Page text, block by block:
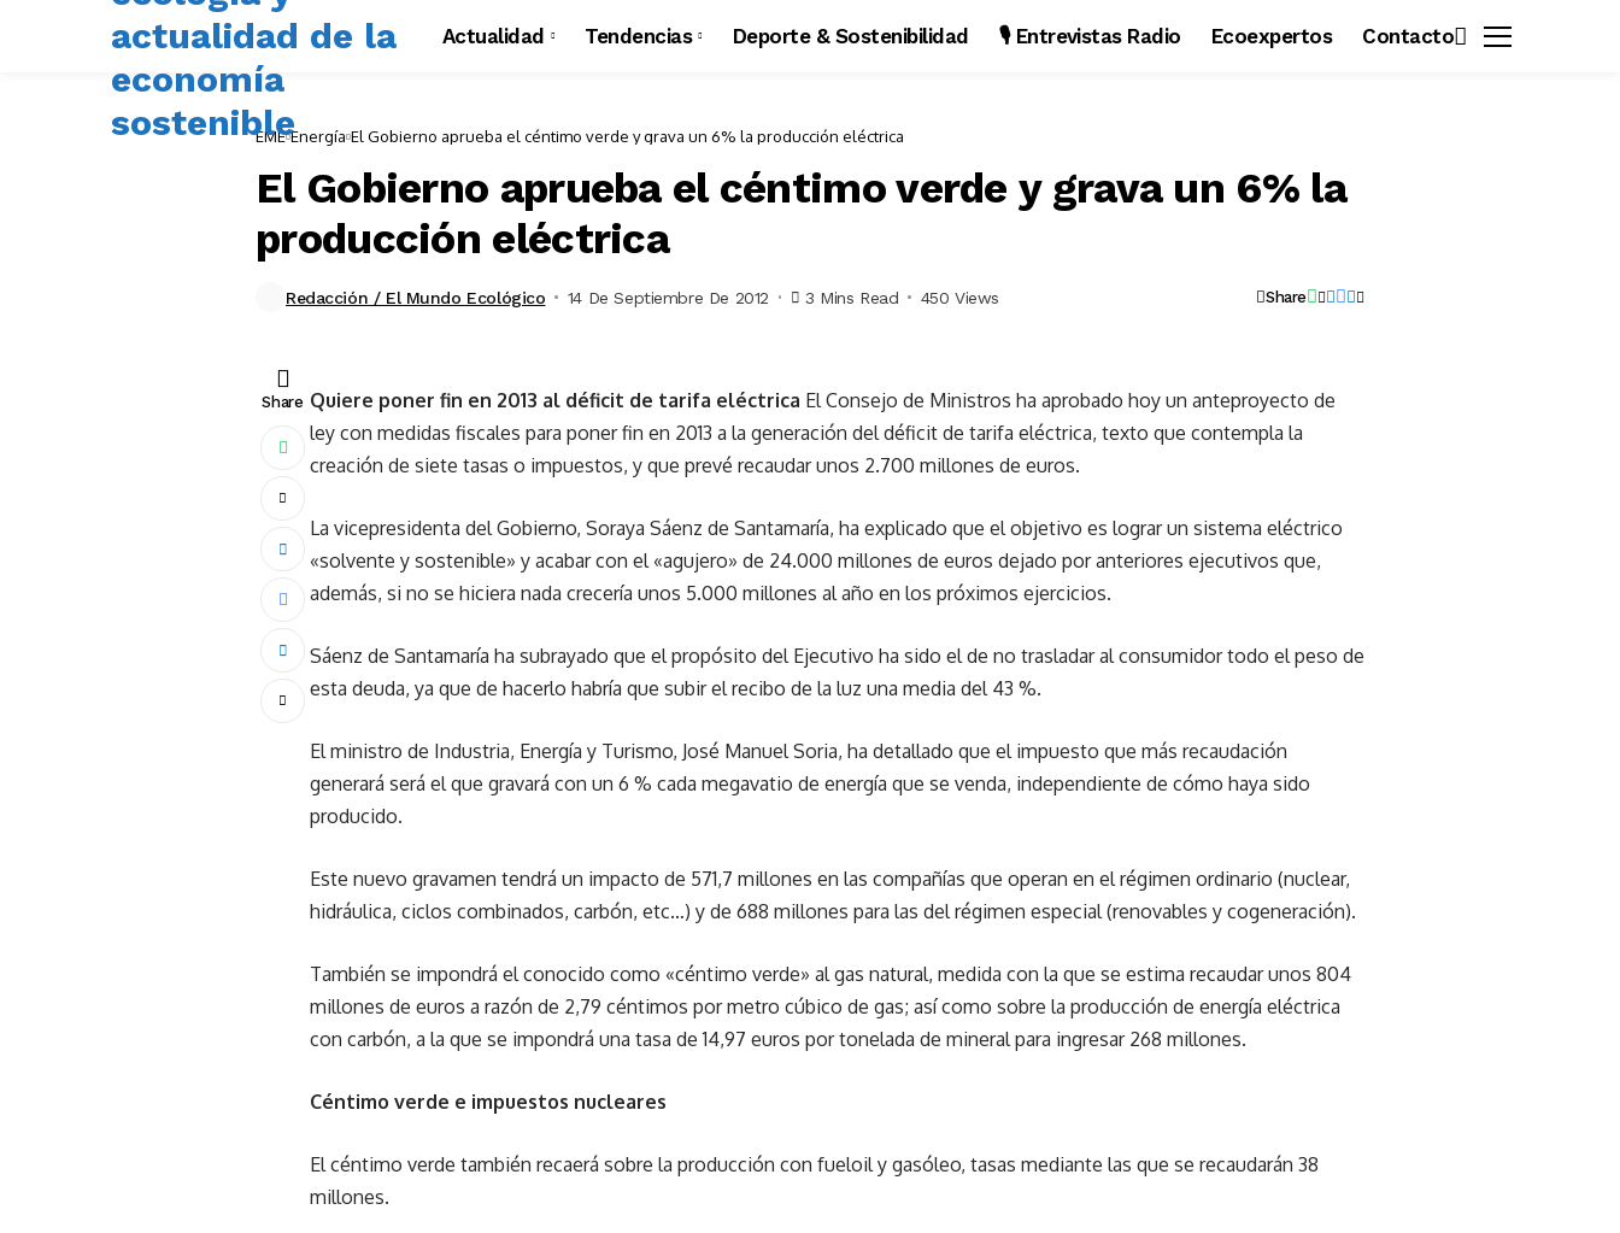
Actualidad Tendencias Deporte & Sostenibilidad 🎙️ Entrevistas Radio Ecoexpertos Contacto
EME Energía El Gobierno aprueba el céntimo verde y grava un 6% la producción eléctrica
El Gobierno aprueba el céntimo verde y grava un 6% la
producción eléctrica
Redacción / El Mundo Ecológico 14 De Septiembre De 2012 3 Mins Read 450 Views Share
Share Quiere poner fin en 2013 al déficit de tarifa eléctrica El Consejo de Ministros ha aprobado hoy un anteproyecto de
ley con medidas fiscales para poner fin en 2013 a la generación del déficit de tarifa eléctrica, texto que contempla la
creación de siete tasas o impuestos, y que prevé recaudar unos 2.700 millones de euros.
La vicepresidenta del Gobierno, Soraya Sáenz de Santamaría, ha explicado que el objetivo es lograr un sistema eléctrico
«solvente y sostenible» y acabar con el «agujero» de 24.000 millones de euros dejado por anteriores ejecutivos que,
además, si no se hiciera nada crecería unos 5.000 millones al año en los próximos ejercicios.
Sáenz de Santamaría ha subrayado que el propósito del Ejecutivo ha sido el de no trasladar al consumidor todo el peso de
esta deuda, ya que de hacerlo habría que subir el recibo de la luz una media del 43 %.
El ministro de Industria, Energía y Turismo, José Manuel Soria, ha detallado que el impuesto que más recaudación
generará será el que gravará con un 6 % cada megavatio de energía que se venda, independiente de cómo haya sido
producido.
Este nuevo gravamen tendrá un impacto de 571,7 millones en las compañías que operan en el régimen ordinario (nuclear,
hidráulica, ciclos combinados, carbón, etc…) y de 688 millones para las del régimen especial (renovables y cogeneración).
También se impondrá el conocido como «céntimo verde» al gas natural, medida con la que se estima recaudar unos 804
millones de euros a razón de 2,79 céntimos por metro cúbico de gas; así como sobre la producción de energía eléctrica
con carbón, a la que se impondrá una tasa de 14,97 euros por tonelada de mineral para ingresar 268 millones.
Céntimo verde e impuestos nucleares
El céntimo verde también recaerá sobre la producción con fueloil y gasóleo, tasas mediante las que se recaudarán 38
millones.